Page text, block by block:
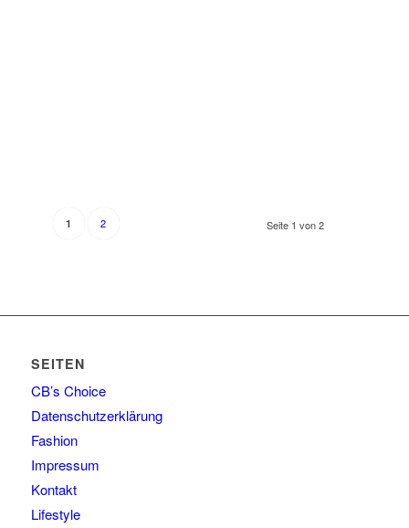
Seite 1 von 2
1 2
SEITEN
CB’s Choice
Datenschutzerklärung
Fashion
Impressum
Kontakt
Lifestyle